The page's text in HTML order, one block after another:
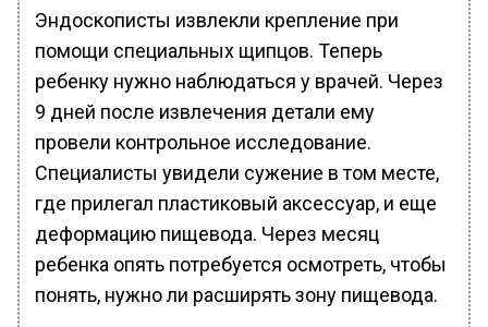
Эндоскописты извлекли крепление при
помощи специальных щипцов. Теперь
ребенку нужно наблюдаться у врачей. Через
9 дней после извлечения детали ему
провели контрольное исследование.
Специалисты увидели сужение в том месте,
где прилегал пластиковый аксессуар, и еще
деформацию пищевода. Через месяц
ребенка опять потребуется осмотреть, чтобы
понять, нужно ли расширять зону пищевода.